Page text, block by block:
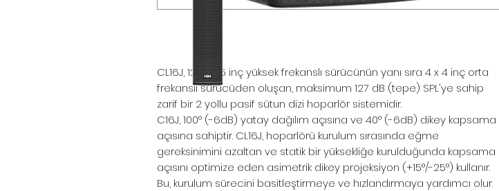
CL16J, 12 x 0,75 inç yüksek frekanslı sürücünün yanı sıra 4 x 4 inç orta
frekanslı sürücüden oluşan, maksimum 127 dB (tepe) SPL'ye sahip
zarif bir 2 yollu pasif sütun dizi hoparlör sistemidir.
C16J, 100° (-6dB) yatay dağılım açısına ve 40° (-6dB) dikey kapsama
açısına sahiptir. CL16J, hoparlörü kurulum sırasında eğme
gereksinimini azaltan ve statik bir yüksekliğe kurulduğunda kapsama
açısını optimize eden asimetrik dikey projeksiyon (+15°/-25°) kullanır.
Bu, kurulum sürecini basitleştirmeye ve hızlandırmaya yardımcı olur.